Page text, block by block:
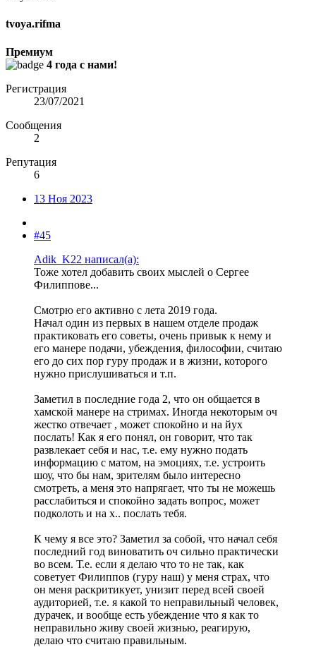
tvoya.rifma
Премиум
4 года с нами!
Регистрация
23/07/2021
Сообщения
2
Репутация
6
13 Ноя 2023
#45
Adik_K22 написал(а):
Тоже хотел добавить своих мыслей о Сергее
Филиппове...
Смотрю его активно с лета 2019 года.
Начал один из первых в нашем отделе продаж
практиковать его советы, очень привык к нему и
его манере подачи, убеждения, философии, считаю
его до сих пор гуру продаж и в жизни, которого
нужно прислушиваться и т.п.
Заметил в последние года 2, что он общается в
хамской манере на стримах. Иногда некоторым оч
жестко отвечает , может спокойно и на йух
послать! Как я его понял, он говорит, что так
развлекает себя и нас, т.е. ему нужно подать
информацию с матом, на эмоциях, т.е. устроить
шоу, что бы нам, зрителям было интересно
смотреть, а меня это напрягает, что ты не можешь
расслабиться и спокойно задать вопрос, может
подколоть и на х.. послать тебя.
К чему я все это? Заметил за собой, что начал себя
последний год виноватить оч сильно практически
во всем. Т.е. если я делаю что то не так, как
советует Филиппов (гуру наш) у меня страх, что
он меня раскритикует, унизит перед всей своей
аудиторией, т.е. я какой то неправильный человек,
дурачек, и вообще есть убеждение что я как то
неправильно живу своей жизнью, реагирую,
делаю что считаю правильным.